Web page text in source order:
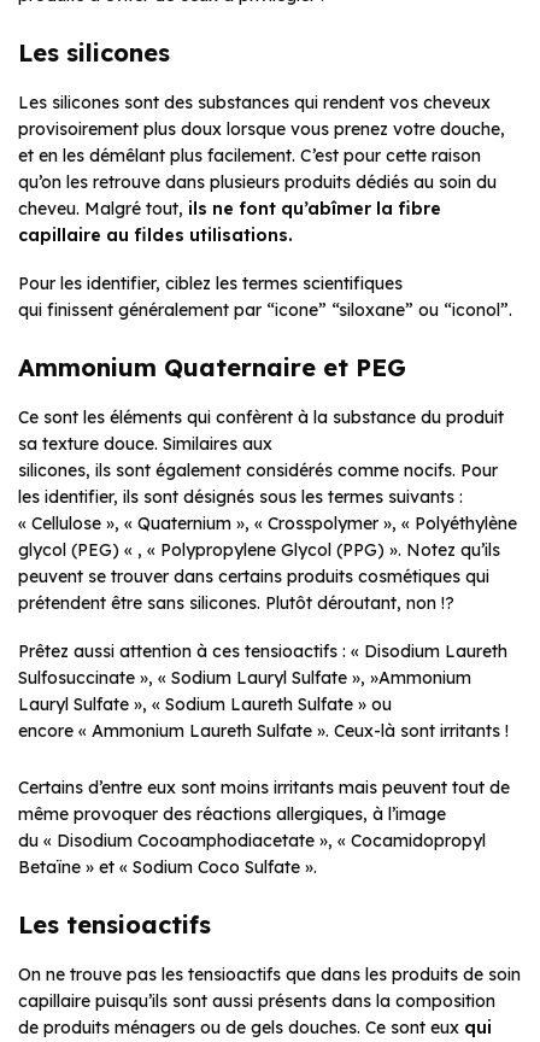
Les silicones
Les silicones sont des substances qui rendent vos cheveux
provisoirement plus doux lorsque vous prenez votre douche,
et en les démêlant plus facilement. C’est pour cette raison
qu’on les retrouve dans plusieurs produits dédiés au soin du
cheveu. Malgré tout, ils ne font qu’abîmer la fibre
capillaire au fildes utilisations.
Pour les identifier, ciblez les termes scientifiques
qui finissent généralement par “icone” “siloxane” ou “iconol”.
Ammonium Quaternaire et PEG
Ce sont les éléments qui confèrent à la substance du produit
sa texture douce. Similaires aux
silicones, ils sont également considérés comme nocifs. Pour
les identifier, ils sont désignés sous les termes suivants :
« Cellulose », « Quaternium », « Crosspolymer », « Polyéthylène
glycol (PEG) « , « Polypropylene Glycol (PPG) ». Notez qu’ils
peuvent se trouver dans certains produits cosmétiques qui
prétendent être sans silicones. Plutôt déroutant, non !?
Prêtez aussi attention à ces tensioactifs : « Disodium Laureth
Sulfosuccinate », « Sodium Lauryl Sulfate », »Ammonium
Lauryl Sulfate », « Sodium Laureth Sulfate » ou
encore « Ammonium Laureth Sulfate ». Ceux-là sont irritants !
Certains d’entre eux sont moins irritants mais peuvent tout de
même provoquer des réactions allergiques, à l’image
du « Disodium Cocoamphodiacetate », « Cocamidopropyl
Betaïne » et « Sodium Coco Sulfate ».
Les tensioactifs
On ne trouve pas les tensioactifs que dans les produits de soin
capillaire puisqu’ils sont aussi présents dans la composition
de produits ménagers ou de gels douches. Ce sont eux qui